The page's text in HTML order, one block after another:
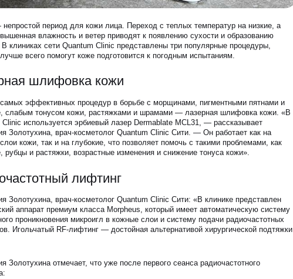
ЗАПИСАТЬСЯ НА КОНСУЛЬТАЦИЮ
период для кожи лица. Переход с теплых температур на низкие, а
влажность и ветер приводят к появлению сухости и образованию
клиниках сети Quantum Clinic представлены три популярные процедуры,
всего помогут коже подготовится к погодным испытаниям.
шлифовка кожи
эффективных процедур в борьбе с морщинами, пигментными пятнами и
слабым тонусом кожи, растяжками и шрамами — лазерная шлифовка кожи. «В
Clinic используется эрбиевый лазер Dermablate MCL31, — рассказывает
Золотухина, врач-косметолог Quantum Clinic Сити. — Он работает как на
кожи, так и на глубокие, что позволяет помочь с такими проблемами, как
рубцы и растяжки, возрастные изменения и снижение тонуса кожи».
лифтинг
Золотухина, врач-косметолог Quantum Clinic Сити: «В клинике представлен
аппарат премиум класса Morpheus, который имеет автоматическую систему
проникновения микроигл в кожные слои и систему подачи радиочастотных
Игольчатый RF-лифтинг — достойная альтернативой хирургической подтяжки
Золотухина отмечает, что уже после первого сеанса радиочастотного